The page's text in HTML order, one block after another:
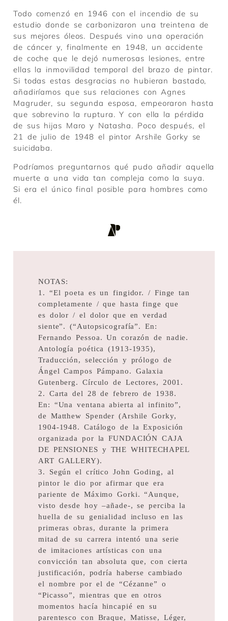
Todo comenzó en 1946 con el incendio de su
estudio donde se carbonizaron una treintena de
sus mejores óleos. Después vino una operación
de cáncer y, finalmente en 1948, un accidente
de coche que le dejó numerosas lesiones, entre
ellas la inmovilidad temporal del brazo de pintar.
Si todas estas desgracias no hubieran bastado,
añadiríamos que sus relaciones con Agnes
Magruder, su segunda esposa, empeoraron hasta
que sobrevino la ruptura. Y con ella la pérdida
de sus hijas Maro y Natasha. Poco después, el
21 de julio de 1948 el pintor Arshile Gorky se
suicidaba.
Podríamos preguntarnos qué pudo añadir aquella
muerte a una vida tan compleja como la suya.
Si era el único final posible para hombres como
él.
NOTAS:
1. “El poeta es un fingidor. / Finge tan
completamente / que hasta finge que
es dolor / el dolor que en verdad
siente”. (“Autopsicografía”. En:
Fernando Pessoa. Un corazón de nadie.
Antología poética (1913-1935),
Traducción, selección y prólogo de
Ángel Campos Pámpano. Galaxia
Gutenberg. Círculo de Lectores, 2001.
2. Carta del 28 de febrero de 1938.
En: “Una ventana abierta al infinito”,
de Matthew Spender (Arshile Gorky,
1904-1948. Catálogo de la Exposición
organizada por la FUNDACIÓN CAJA
DE PENSIONES y THE WHITECHAPEL
ART GALLERY).
3. Según el crítico John Goding, al
pintor le dio por afirmar que era
pariente de Máximo Gorki. “Aunque,
visto desde hoy –añade-, se perciba la
huella de su genialidad incluso en las
primeras obras, durante la primera
mitad de su carrera intentó una serie
de imitaciones artísticas con una
convicción tan absoluta que, con cierta
justificación, podría haberse cambiado
el nombre por el de “Cézanne” o
“Picasso”, mientras que en otros
momentos hacía hincapié en su
parentesco con Braque, Matisse, Léger,